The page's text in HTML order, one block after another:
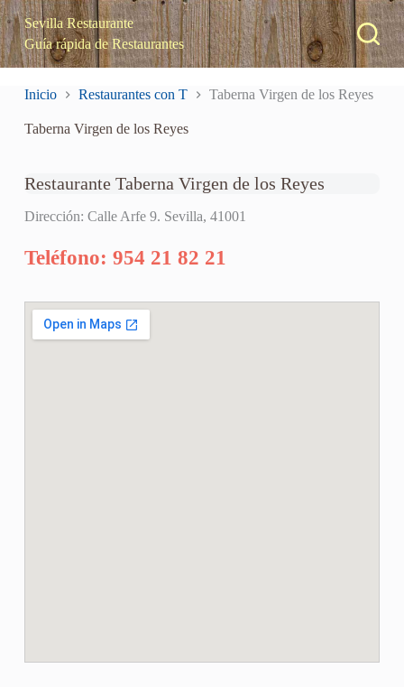
S
a
l
t
n
Sevilla Restaurante
Guía rápida de Restaurantes
Inicio Restaurantes con T Taberna Virgen de los Reyes
Taberna Virgen de los Reyes
Restaurante Taberna Virgen de los Reyes
Dirección: Calle Arfe 9. Sevilla, 41001
Teléfono: 954 21 82 21